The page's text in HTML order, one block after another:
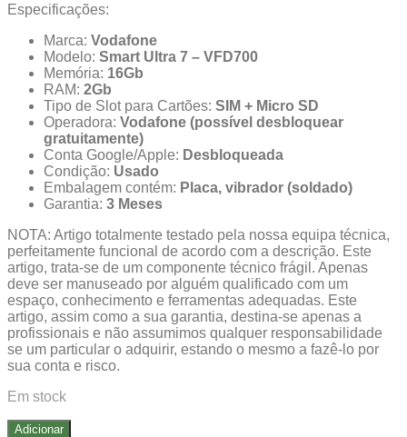
Especificações:
Marca: Vodafone
Modelo: Smart Ultra 7 – VFD700
Memória: 16Gb
RAM: 2Gb
Tipo de Slot para Cartões: SIM + Micro SD
Operadora: Vodafone (possível desbloquear
gratuitamente)
Conta Google/Apple: Desbloqueada
Condição: Usado
Embalagem contém: Placa, vibrador (soldado)
Garantia: 3 Meses
NOTA: Artigo totalmente testado pela nossa equipa técnica,
perfeitamente funcional de acordo com a descrição. Este
artigo, trata-se de um componente técnico frágil. Apenas
deve ser manuseado por alguém qualificado com um
espaço, conhecimento e ferramentas adequadas. Este
artigo, assim como a sua garantia, destina-se apenas a
profissionais e não assumimos qualquer responsabilidade
se um particular o adquirir, estando o mesmo a fazê-lo por
sua conta e risco.
Em stock
Adicionar